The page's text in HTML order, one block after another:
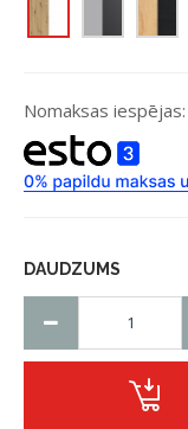
Nomaksas iespējas:
DAUDZUMS